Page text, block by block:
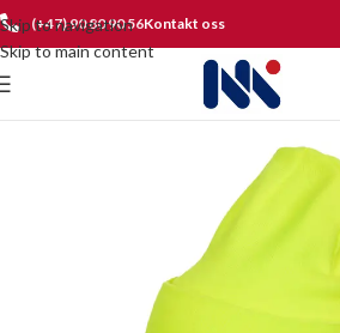
Skip to navigation
Skip to main content
(+47) 90 80 90 56Kontakt oss